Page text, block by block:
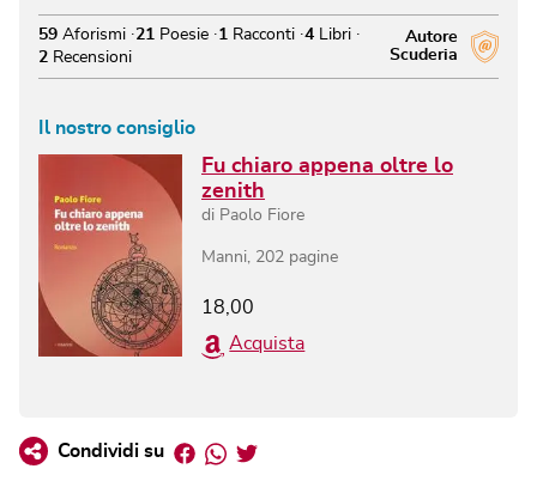
Autore
Scuderia
59 Aforismi 21 Poesie 1 Racconti 4 Libri
2 Recensioni
Il nostro consiglio
Fu chiaro appena oltre lo
zenith
di Paolo Fiore
Manni 202 pagine
18,00
Acquista
Condividi su Facebook
Whatsapp
Twitter